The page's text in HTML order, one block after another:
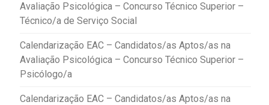
Avaliação Psicológica – Concurso Técnico Superior –
Técnico/a de Serviço Social
Calendarização EAC – Candidatos/as Aptos/as na
Avaliação Psicológica – Concurso Técnico Superior –
Psicólogo/a
Calendarização EAC – Candidatos/as Aptos/as na